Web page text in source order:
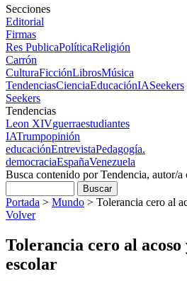
Secciones
Editorial
Firmas
Res PublicaPolíticaReligión
Carrón
CulturaFicciónLibrosMúsica
TendenciasCienciaEducaciónIASeekers
Seekers
Tendencias
Leon XIVguerraestudiantes
IATrumpopinión
educaciónEntrevistaPedagogía.
democraciaEspañaVenezuela
Busca contenido por Tendencia, autor/a
Portada > Mundo > Tolerancia cero al
Volver
Tolerancia cero al
escolar